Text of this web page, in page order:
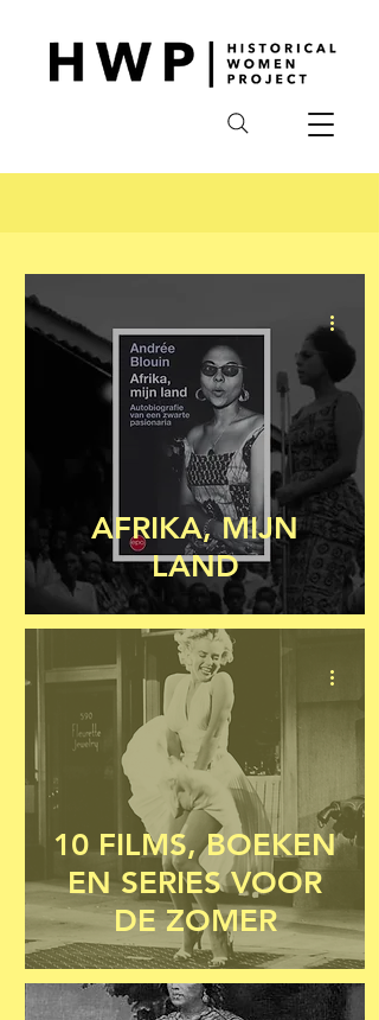
AFRIKA, MIJN
LAND
10 FILMS, BOEKEN
EN SERIES VOOR
DE ZOMER